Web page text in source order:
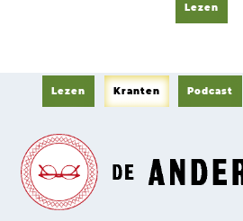
Lezen
Lezen Kranten Podcast